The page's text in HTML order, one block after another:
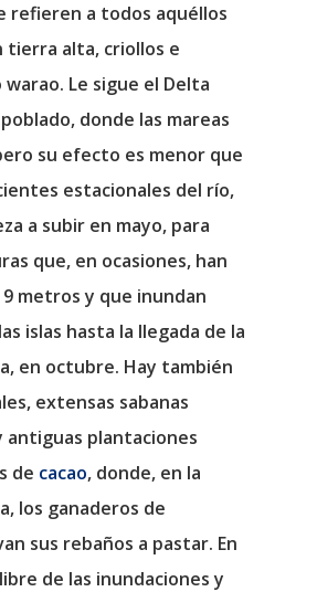
refieren a todos aquéllos
tierra alta, criollos e
Le sigue el Delta
donde las mareas
su efecto es menor que
estacionales del río,
a subir en mayo, para
que, en ocasiones, han
metros y que inundan
islas hasta la llegada de la
en octubre. Hay también
extensas sabanas
antiguas plantaciones
de cacao, donde, en la
los ganaderos de
sus rebaños a pastar. En
de las inundaciones y